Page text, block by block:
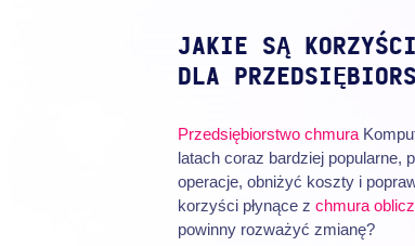
JAKIE SĄ
DLA
Przedsiębiorstwo chmura
latach coraz bardziej popularne,
operacje, obniżyć koszty i
korzyści płynące z chmura
powinny rozważyć zmianę?